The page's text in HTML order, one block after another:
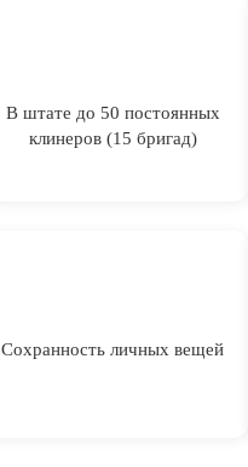
В штате до 50 постоянных
клинеров (15 бригад)
Сохранность личных вещей